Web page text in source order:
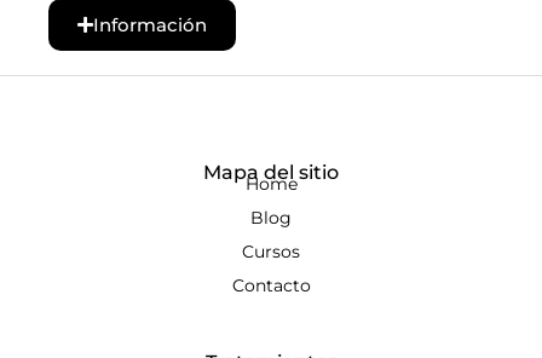
Información
Mapa del sitio
Home
Blog
Cursos
Contacto